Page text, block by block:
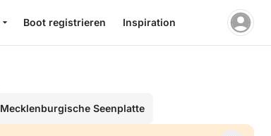
Boot registrieren Inspiration
Mecklenburgische Seenplatte